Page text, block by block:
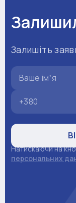
Залишіть
Натискаючи на
персональних